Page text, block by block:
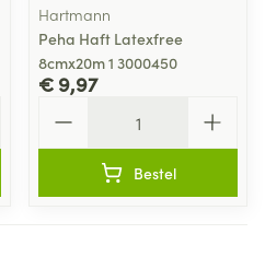
Hartmann
Peha Haft Latexfree
8cmx20m 1 3000450
€ 9,97
Bestel